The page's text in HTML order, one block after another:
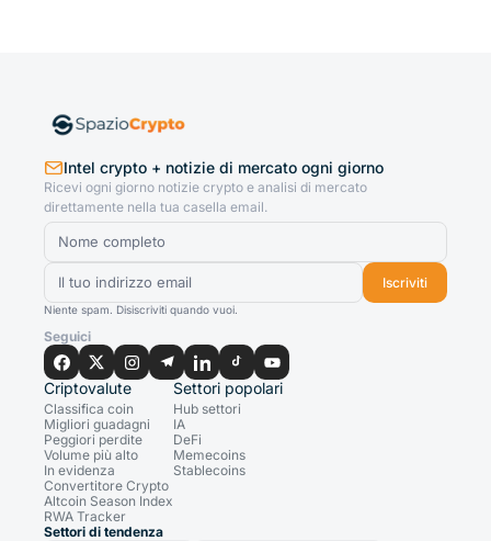
Intel crypto + notizie di mercato ogni giorno
Ricevi ogni giorno notizie crypto e analisi di mercato
direttamente nella tua casella email.
Iscriviti
Niente spam. Disiscriviti quando vuoi.
Seguici
Criptovalute
Classifica coin
Migliori guadagni
Peggiori perdite
Volume più alto
In evidenza
Convertitore Crypto
Altcoin Season Index
RWA Tracker
Settori popolari
Hub settori
IA
DeFi
Memecoins
Stablecoins
Settori di tendenza